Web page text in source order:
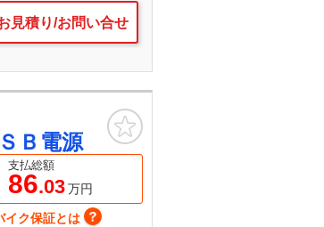
見積り/お問い合せ
Ｂ電源
支払総額
86.03万円
イク保証とは